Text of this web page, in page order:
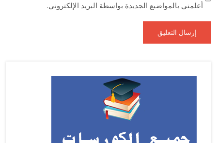
أعلمني بالمواضيع الجديدة بواسطة البريد الإلكتروني.